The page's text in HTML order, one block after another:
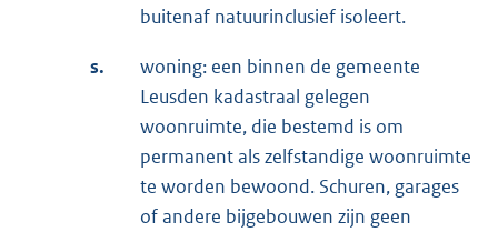
buitenaf natuurinclusief isoleert.
s.
woning: een binnen de gemeente
Leusden kadastraal gelegen
woonruimte, die bestemd is om
permanent als zelfstandige woonruimte
te worden bewoond. Schuren, garages
of andere bijgebouwen zijn geen